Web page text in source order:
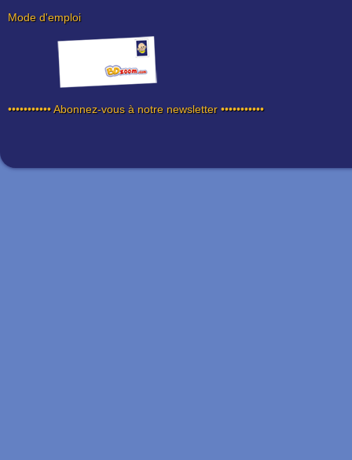
Mode d'emploi
••••••••••• Abonnez-vous à notre newsletter •••••••••••